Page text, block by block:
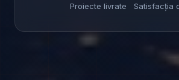
Proiecte livrate Satisfacția